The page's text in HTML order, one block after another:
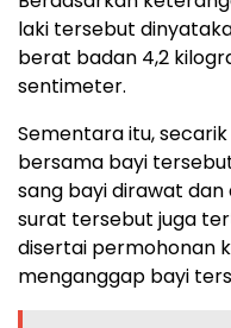
laki tersebut
berat badan 4,2
sentimeter.
Sementara itu,
bersama bayi
sang bayi dirawat dan
surat tersebut juga
disertai permohonan
menganggap bayi